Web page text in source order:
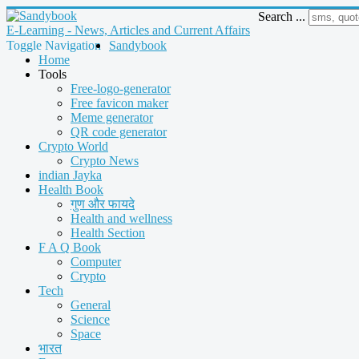
E-Learning - News, Articles and Current Affairs
Search ...
Toggle Navigation
Sandybook
Home
Tools
Free-logo-generator
Free favicon maker
Meme generator
QR code generator
Crypto World
Crypto News
indian Jayka
Health Book
गुण और फायदे
Health and wellness
Health Section
F A Q Book
Computer
Crypto
Tech
General
Science
Space
भारत